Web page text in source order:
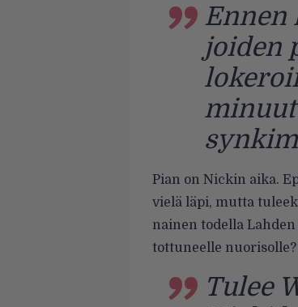
Ennen
joiden
Pian on Nickin aika.
vielä läpi, mutta
nainen todella
tottuneelle nuorisolle?
Tulee